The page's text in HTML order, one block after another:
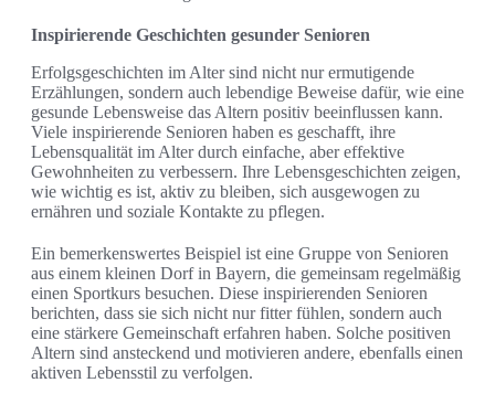
Inspirierende Geschichten gesunder Senioren
Erfolgsgeschichten im Alter sind nicht nur ermutigende
Erzählungen, sondern auch lebendige Beweise dafür, wie eine
gesunde Lebensweise das Altern positiv beeinflussen kann.
Viele inspirierende Senioren haben es geschafft, ihre
Lebensqualität im Alter durch einfache, aber effektive
Gewohnheiten zu verbessern. Ihre Lebensgeschichten zeigen,
wie wichtig es ist, aktiv zu bleiben, sich ausgewogen zu
ernähren und soziale Kontakte zu pflegen.
Ein bemerkenswertes Beispiel ist eine Gruppe von Senioren
aus einem kleinen Dorf in Bayern, die gemeinsam regelmäßig
einen Sportkurs besuchen. Diese inspirierenden Senioren
berichten, dass sie sich nicht nur fitter fühlen, sondern auch
eine stärkere Gemeinschaft erfahren haben. Solche positiven
Altern sind ansteckend und motivieren andere, ebenfalls einen
aktiven Lebensstil zu verfolgen.